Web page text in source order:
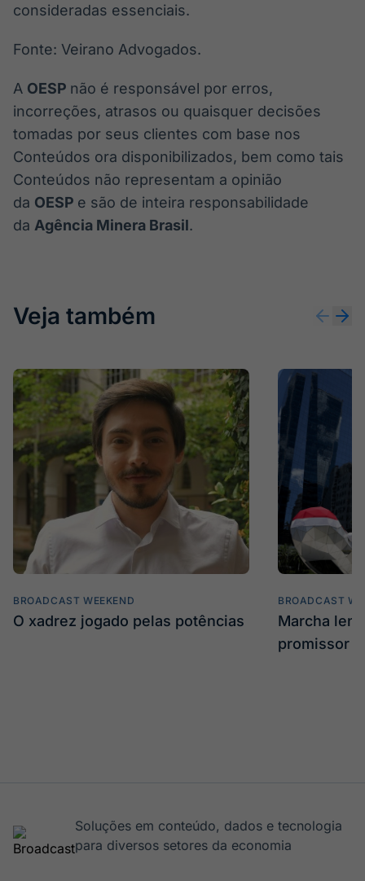
consideradas essenciais.
Fonte: Veirano Advogados.
A OESP não é responsável por erros,
incorreções, atrasos ou quaisquer decisões
tomadas por seus clientes com base nos
Conteúdos ora disponibilizados, bem como tais
Conteúdos não representam a opinião
da OESP e são de inteira responsabilidade
da Agência Minera Brasil.
Veja também
BROADCAST WEEKEND
O xadrez jogado pelas potências
BROADCAST
Marcha
promissor
Soluções em conteúdo, dados e tecnologia
para diversos setores da economia